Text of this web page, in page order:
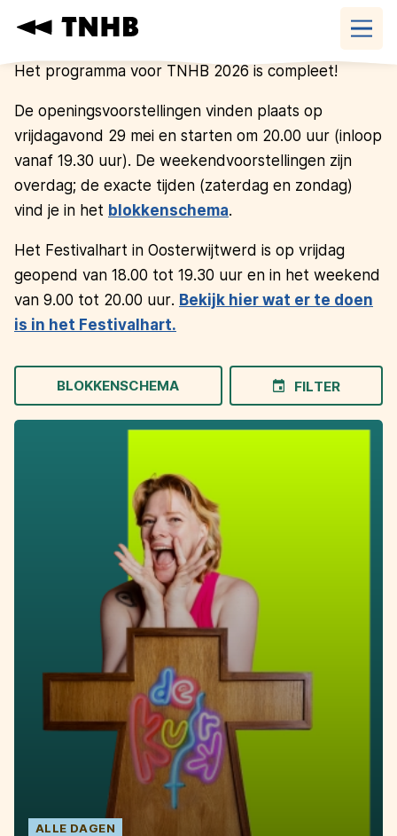
Navigatie
Programma
Het programma voor TNHB 2026 is compleet!
De openingsvoorstellingen vinden plaats op
vrijdagavond 29 mei en starten om 20.00 uur (inloop
vanaf 19.30 uur). De weekendvoorstellingen zijn
overdag; de exacte tijden (zaterdag en zondag)
vind je in het blokkenschema.
Het Festivalhart in Oosterwijtwerd is op vrijdag
geopend van 18.00 tot 19.30 uur en in het weekend
van 9.00 tot 20.00 uur. Bekijk hier wat er te doen
is in het Festivalhart.
ALLE DAGEN
BLOKKENSCHEMA FILTER